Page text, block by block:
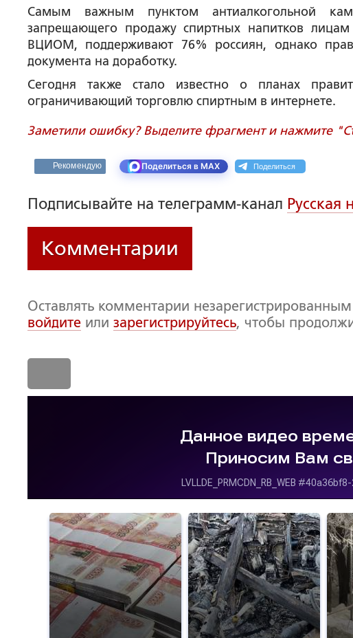
Самым важным пунктом антиалкогольной
запрещающего продажу спиртных напитков
ВЦИОМ, поддерживают 76% россиян, однако
документа на доработку.
Сегодня также стало известно о планах
ограничивающий торговлю спиртным в интернете.
Заметили ошибку? Выделите фрагмент и нажмите
Рекомендую Поделиться в MAX Поделиться
Подписывайте на телеграмм-канал Русская
Комментарии
Оставлять комментарии
войдите или зарегистрируйтесь, чтобы